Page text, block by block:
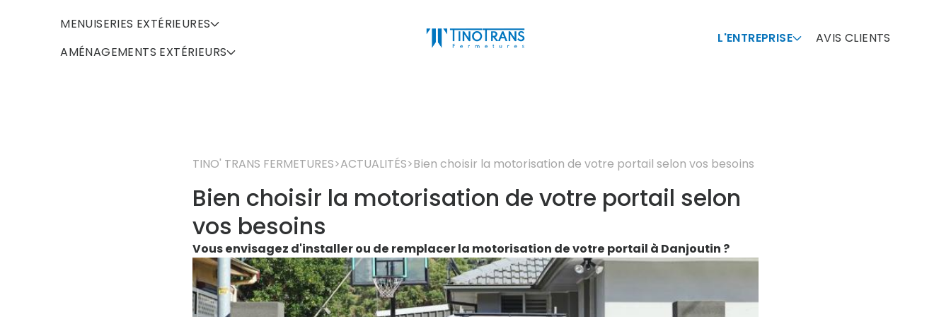
MENUISERIES EXTÉRIEURES
AMÉNAGEMENTS EXTÉRIEURS
L'ENTREPRISE AVIS CLIENTS
TINO' TRANS FERMETURES>ACTUALITÉS>Bien choisir la motorisation de votre portail selon vos besoins
Bien choisir la motorisation de votre portail selon
vos besoins
Vous envisagez d'installer ou de remplacer la motorisation de votre portail à Danjoutin ?